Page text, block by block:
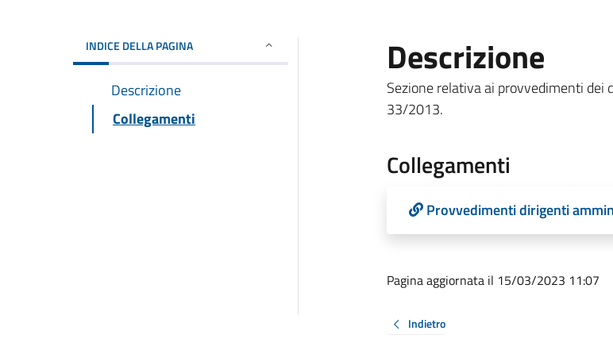
INDICE DELLA PAGINA
Descrizione
Collegamenti
Descrizione
Sezione relativa ai provvedimenti
33/2013.
Collegamenti
Provvedimenti dirigenti
Pagina aggiornata il 15/03/2023 11:07
Indietro